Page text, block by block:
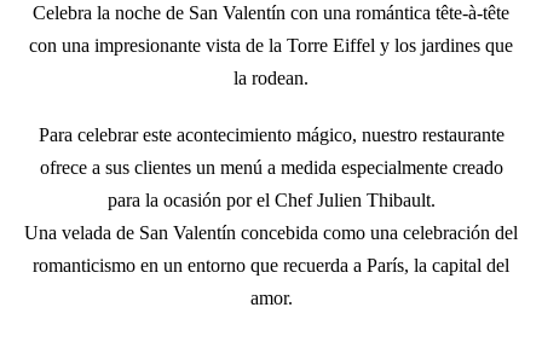
Celebra la noche de San Valentín con una romántica tête-à-tête
con una impresionante vista de la Torre Eiffel y los jardines que
la rodean.
Para celebrar este acontecimiento mágico, nuestro restaurante
ofrece a sus clientes un menú a medida especialmente creado
para la ocasión por el Chef Julien Thibault.
Una velada de San Valentín concebida como una celebración del
romanticismo en un entorno que recuerda a París, la capital del
amor.